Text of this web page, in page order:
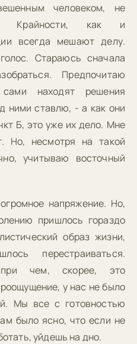
человеком, не
Крайности, как и
всегда мешают делу.
Стараюсь сначала
Предпочитаю
сами находят решения
ними ставлю, - а как они
Б, это уже их дело. Мне
Но, несмотря на такой
учитываю восточный
напряжение. Но,
пришлось гораздо
образ жизни,
перестраиваться.
чем, скорее, это
у нас не было
Мы все с готовностью
было ясно, что если не
уйдешь на дно.